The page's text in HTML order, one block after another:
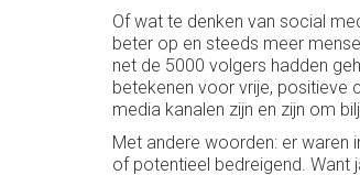
Of wat te denken van social
beter op en steeds meer
net de 5000 volgers hadden
betekenen voor vrije, positieve
media kanalen zijn en zijn om
Met andere woorden: er waren
of potentieel bedreigend. Want